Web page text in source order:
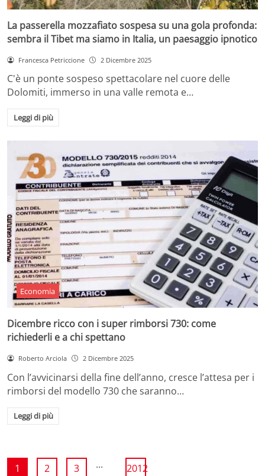
La passerella mozzafiato sospesa su una gola profonda:
sembra il Tibet ma siamo in Italia, un paesaggio ipnotico
Francesca Petriccione 2 Dicembre 2025
C'è un ponte sospeso spettacolare nel cuore delle
Dolomiti, immerso in una valle remota e…
Leggi di più
Economia
Dicembre ricco con i super rimborsi 730: come
richiederli e a chi spettano
Roberto Arciola 2 Dicembre 2025
Con l’avvicinarsi della fine dell’anno, cresce l’attesa per i
rimborsi del modello 730 che saranno…
Leggi di più
1 2 3 ... 2012